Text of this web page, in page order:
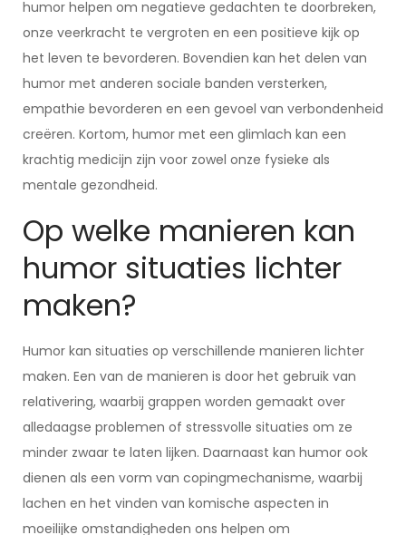
humor helpen om negatieve gedachten te doorbreken,
onze veerkracht te vergroten en een positieve kijk op
het leven te bevorderen. Bovendien kan het delen van
humor met anderen sociale banden versterken,
empathie bevorderen en een gevoel van verbondenheid
creëren. Kortom, humor met een glimlach kan een
krachtig medicijn zijn voor zowel onze fysieke als
mentale gezondheid.
Op welke manieren kan
humor situaties lichter
maken?
Humor kan situaties op verschillende manieren lichter
maken. Een van de manieren is door het gebruik van
relativering, waarbij grappen worden gemaakt over
alledaagse problemen of stressvolle situaties om ze
minder zwaar te laten lijken. Daarnaast kan humor ook
dienen als een vorm van copingmechanisme, waarbij
lachen en het vinden van komische aspecten in
moeilijke omstandigheden ons helpen om